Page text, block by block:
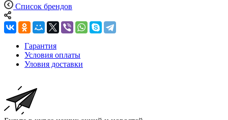
Список брендов
Гарантия
Условия оплаты
Уловия доставки